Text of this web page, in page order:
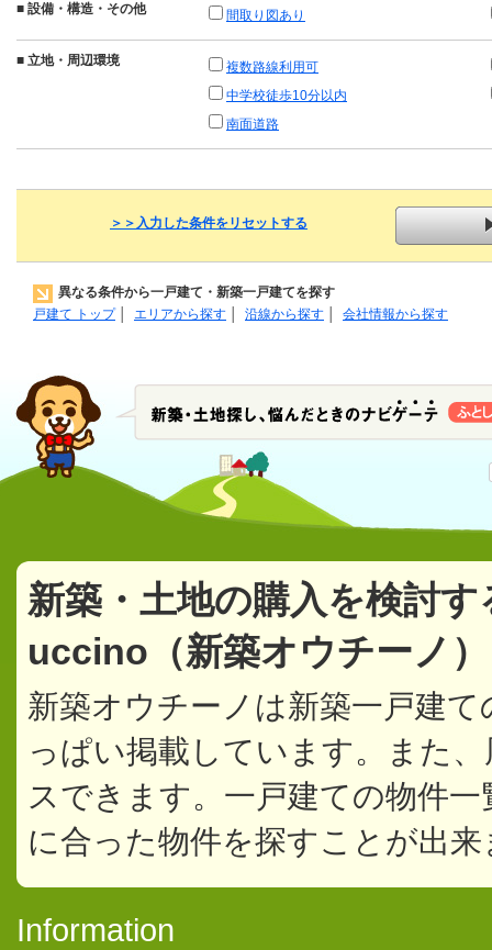
■ 設備・構造・その他 間取り図あり
■ 立地・周辺環境
複数路線利用可
中学校徒歩10分以内
南面道路
＞＞入力した条件をリセットする
異なる条件から一戸建て・新築一戸建てを探す
戸建て トップ│ エリアから探す 沿線から探す 会社情報から探す
新築・土地の購入を検討
uccino（新築オウチーノ
新築オウチーノは新築一戸建
っぱい掲載しています。また
スできます。一戸建ての物件
に合った物件を探すことが出来
Information